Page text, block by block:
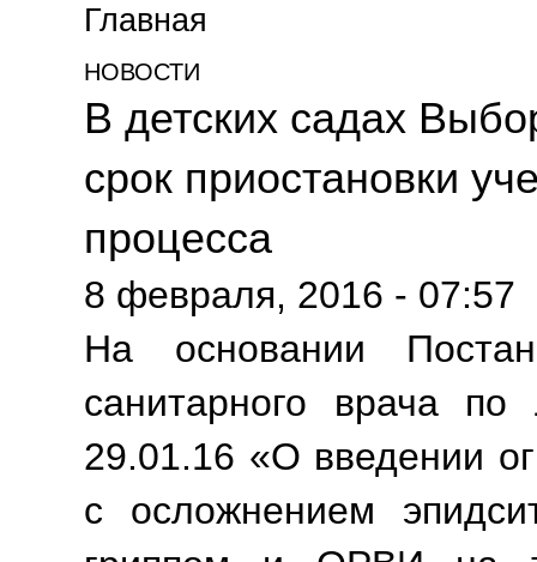
Главная
НОВОСТИ
В детских садах
срок приостановки
процесса
8 февраля, 2016 - 07:57
На основании
санитарного врача по
29.01.16 «О введении
с осложнением